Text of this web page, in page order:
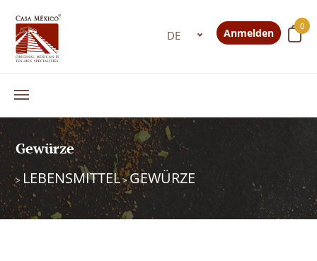
0
Anmelden
Gewürze
> LEBENSMITTEL>GEWÜRZE